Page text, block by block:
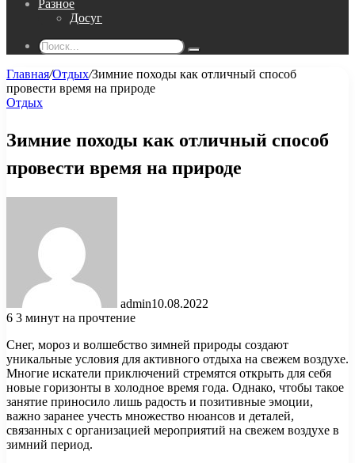
Разное
Досуг
Поиск...
Главная/Отдых/Зимние походы как отличный способ
провести время на природе
Отдых
Зимние походы как отличный способ
провести время на природе
admin10.08.2022
6 3 минут на прочтение
Снег, мороз и волшебство зимней природы создают
уникальные условия для активного отдыха на свежем воздухе.
Многие искатели приключений стремятся открыть для себя
новые горизонты в холодное время года. Однако, чтобы такое
занятие приносило лишь радость и позитивные эмоции,
важно заранее учесть множество нюансов и деталей,
связанных с организацией мероприятий на свежем воздухе в
зимний период.